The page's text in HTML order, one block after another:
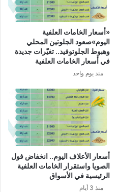
«أسعار الخامات العلفية
اليوم»صعود الجلوتين المحلي
وهبوط الجلوتوفيد.. تغيّرات جديدة
في أسعار الخامات العلفية
منذ يوم واحد
أسعار الأعلاف اليوم.. انخفاض فول
الصويا واستقرار الخامات العلفية
الرئيسية في الأسواق
منذ 3 أيام